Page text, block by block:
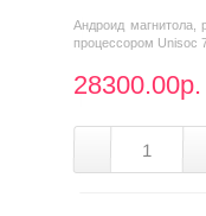
Андроид магнитола,
процессором Unisoc
28300.00р.